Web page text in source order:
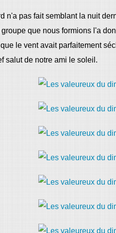
n'a pas fait semblant la nuit
groupe que nous formions l'a
le vent avait parfaitement
salut de notre ami le soleil.